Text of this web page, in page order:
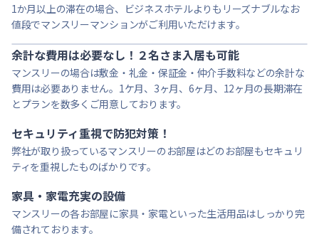
1か月以上の滞在の場合、ビジネスホテルよりもリーズナブルなお
値段でマンスリーマンションがご利用いただけます。
余計な費用は必要なし！２名さま入居も可能
マンスリーの場合は敷金・礼金・保証金・仲介手数料などの余計な
費用は必要ありません。1ケ月、3ヶ月、6ヶ月、12ヶ月の長期滞在
とプランを数多くご用意しております。
セキュリティ重視で防犯対策！
弊社が取り扱っているマンスリーのお部屋はどのお部屋もセキュリ
ティを重視したものばかりです。
家具・家電充実の設備
マンスリーの各お部屋に家具・家電といった生活用品はしっかり完
備されております。